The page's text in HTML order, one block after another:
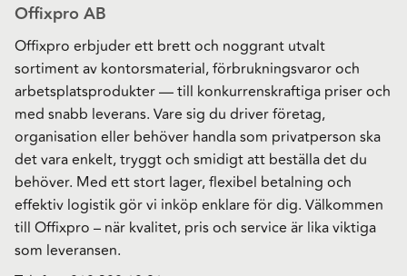
Offixpro AB
Offixpro erbjuder ett brett och noggrant utvalt
sortiment av kontorsmaterial, förbrukningsvaror och
arbetsplatsprodukter — till konkurrenskraftiga priser och
med snabb leverans. Vare sig du driver företag,
organisation eller behöver handla som privatperson ska
det vara enkelt, tryggt och smidigt att beställa det du
behöver. Med ett stort lager, flexibel betalning och
effektiv logistik gör vi inköp enklare för dig. Välkommen
till Offixpro – när kvalitet, pris och service är lika viktiga
som leveransen.